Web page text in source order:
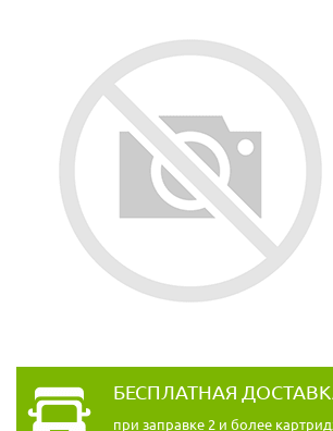
БЕСПЛАТНАЯ
при заправке 2 и более